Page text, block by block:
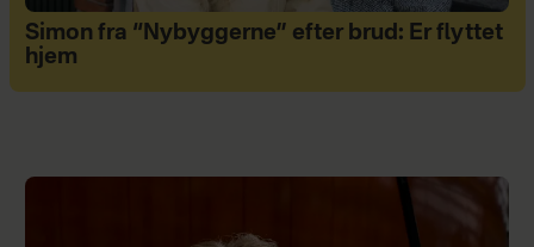
Simon fra “Nybyggerne” efter brud: Er flyttet
hjem